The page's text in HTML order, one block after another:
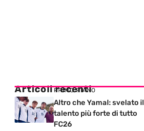
Articoli recenti
PRIMO PIANO
Altro che Yamal: svelato il
talento più forte di tutto
FC26